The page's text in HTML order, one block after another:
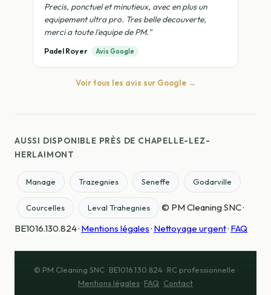
Precis, ponctuel et minutieux, avec en plus un
equipement ultra pro. Tres belle decouverte,
merci a toute l'equipe de PM.”
Padel Royer Avis Google
Voir tous les avis sur Google →
AUSSI DISPONIBLE PRÈS DE CHAPELLE-LEZ-
HERLAIMONT
Manage Trazegnies Seneffe Godarville
Courcelles Leval Trahegnies
© PM Cleaning SNC ·
BE1016.130.824 · Mentions légales· Nettoyage urgent· FAQ
© PM Cleaning SNC · BE1016.130.824 · RC professionnelle ·
Mentions légales· FAQ · Contact